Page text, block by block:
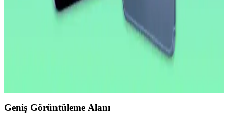
2026 İlk Yarısında A18 Çipli Yeni iPad Modeli ve
2026'nın ilk yarısında çıkacak yeni iPad modeli A18 çip ve 8 GB
RAM ile performansını artırıyor. OLED ekran ve ProMotion
Geniş Görüntüleme Alanı